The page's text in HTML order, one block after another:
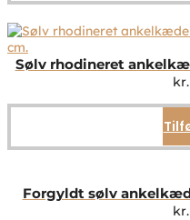
Sølv rhodineret
kr.
Forgyldt sølv
kr.